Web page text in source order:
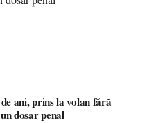
ani, prins la volan fără
dosar penal